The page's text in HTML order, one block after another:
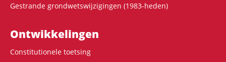
Gestrande grondwetswijzigingen (1983-heden)
Ontwikke­lingen
Constitutionele toetsing